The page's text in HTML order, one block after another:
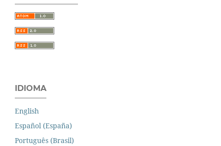
IDIOMA
English
Español (España)
Português (Brasil)